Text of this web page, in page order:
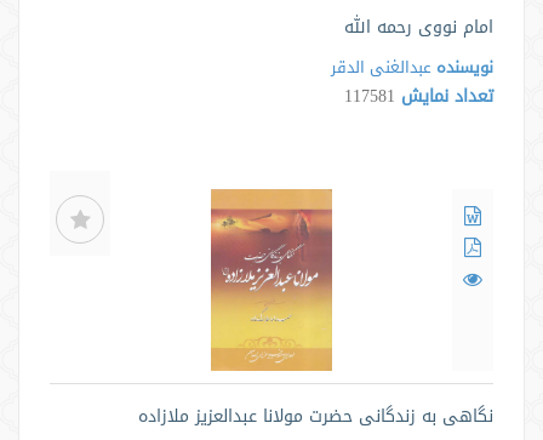
امام نووی رحمه الله
نویسنده عبدالغنی الدقر
تعداد نمایش 117581
نگاهی به زندگانی حضرت مولانا عبدالعزیز ملازاده